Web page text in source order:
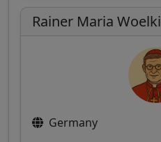
Rainer Maria Woelki
Germany